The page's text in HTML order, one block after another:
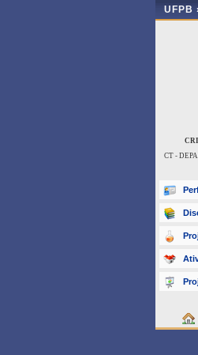
UFPB
CT -